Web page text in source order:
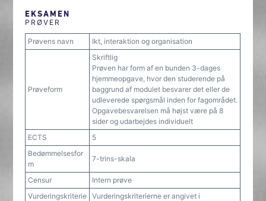
EKSAMEN
PRØVER
Prøvens navn Ikt, interaktion og organisation
Prøveform
Skriftlig
Prøven har form af en bunden 3-dages
hjemmeopgave, hvor den studerende på
baggrund af modulet besvarer det eller de
udleverede spørgsmål inden for fagområdet.
Opgavebesvarelsen må højst være på 8
sider og udarbejdes individuelt
ECTS
5
Bedømmelsesfor
m
7-trins-skala
Censur
Intern prøve
Vurderingskriterie
Vurderingskriterierne er angivet i